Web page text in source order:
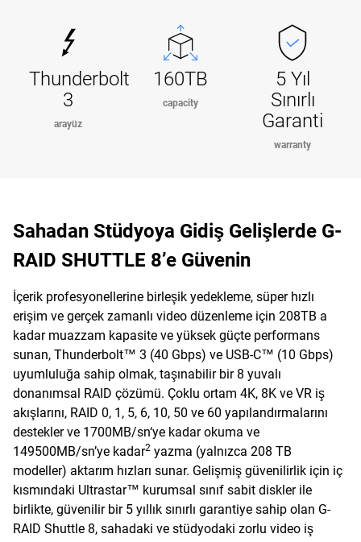
Thunderbolt
3
arayüz
160TB
capacity
5 Yıl
Sınırlı
Garanti
warranty
Sahadan Stüdyoya Gidiş Gelişlerde G-
RAID SHUTTLE 8’e Güvenin
İçerik profesyonellerine birleşik yedekleme, süper hızlı
erişim ve gerçek zamanlı video düzenleme için 208TB a
kadar muazzam kapasite ve yüksek güçte performans
sunan, Thunderbolt™ 3 (40 Gbps) ve USB-C™ (10 Gbps)
uyumluluğa sahip olmak, taşınabilir bir 8 yuvalı
donanımsal RAID çözümü. Çoklu ortam 4K, 8K ve VR iş
akışlarını, RAID 0, 1, 5, 6, 10, 50 ve 60 yapılandırmalarını
destekler ve 1700MB/sn‘ye kadar okuma ve
149500MB/sn’ye kadar2 yazma (yalnızca 208 TB
modeller) aktarım hızları sunar. Gelişmiş güvenilirlik için iç
kısmındaki Ultrastar™ kurumsal sınıf sabit diskler ile
birlikte, güvenilir bir 5 yıllık sınırlı garantiye sahip olan G-
RAID Shuttle 8, sahadaki ve stüdyodaki zorlu video iş